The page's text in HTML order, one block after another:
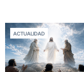
ACTUALIDAD